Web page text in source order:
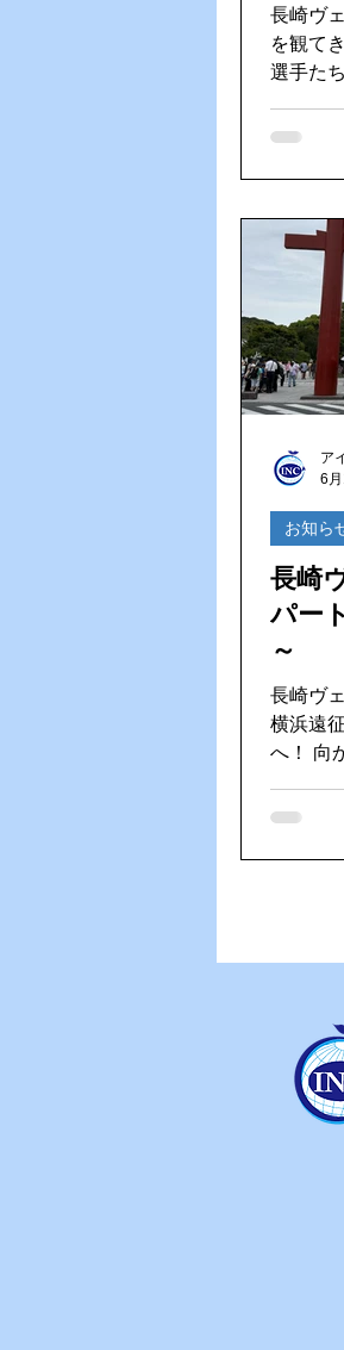
長崎ヴ
を観てきました
選手た
熱くな
ことが
してい
作品でした。 そして
ショウ
シンプ
らしい
した。
長崎
パー
～
長崎ヴ
横浜遠
へ！ 向かった先は、鎌倉を代表する名
足を踏
歴史の
史の深
た。 長崎にも歴史ある場所はたくさん
ありま
ありま
伝統に
鎌倉遠
とがで
あ、た
で、ま
お知ら
ア
6